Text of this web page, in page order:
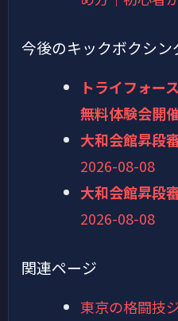
今後のキックボクシン
トライフォー
無料体験会開
大和会館昇段
2026-08-08
大和会館昇段
2026-08-08
関連ページ
東京の格闘技